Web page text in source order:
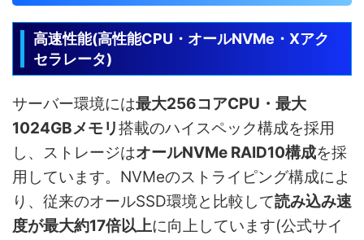
高速性能(高性能CPU・オールNVMe・Xアク
セラレータ)
サーバー環境には最大256コアCPU・最大
1024GBメモリ搭載のハイスペック構成を採用
し、ストレージはオールNVMe RAID10構成を採
用しています。NVMeのストライピング構成によ
り、従来のオールSSD環境と比較して読み込み速
度が最大約17倍以上に向上しています(公式サイ